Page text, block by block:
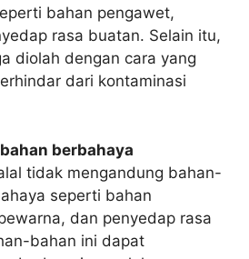
bahan pengawet,
rasa buatan. Selain itu,
diolah dengan cara yang
dari kontaminasi
berbahaya
tidak mengandung bahan-
seperti bahan
dan penyedap rasa
bahan ini dapat